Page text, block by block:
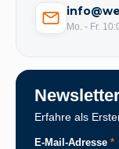
Mo. - Fr.
Erfahre als
E-Mail-Adresse *